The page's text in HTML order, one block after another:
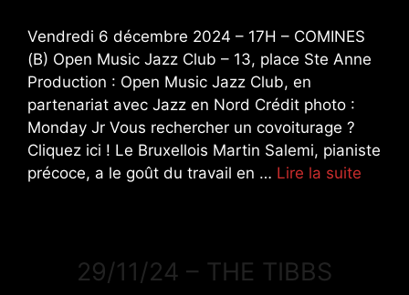
Vendredi 6 décembre 2024 – 17H – COMINES
(B) Open Music Jazz Club – 13, place Ste Anne
Production : Open Music Jazz Club, en
partenariat avec Jazz en Nord Crédit photo :
Monday Jr Vous rechercher un covoiturage ?
Cliquez ici ! Le Bruxellois Martin Salemi, pianiste
précoce, a le goût du travail en … Lire la suite
29/11/24 – THE TIBBS